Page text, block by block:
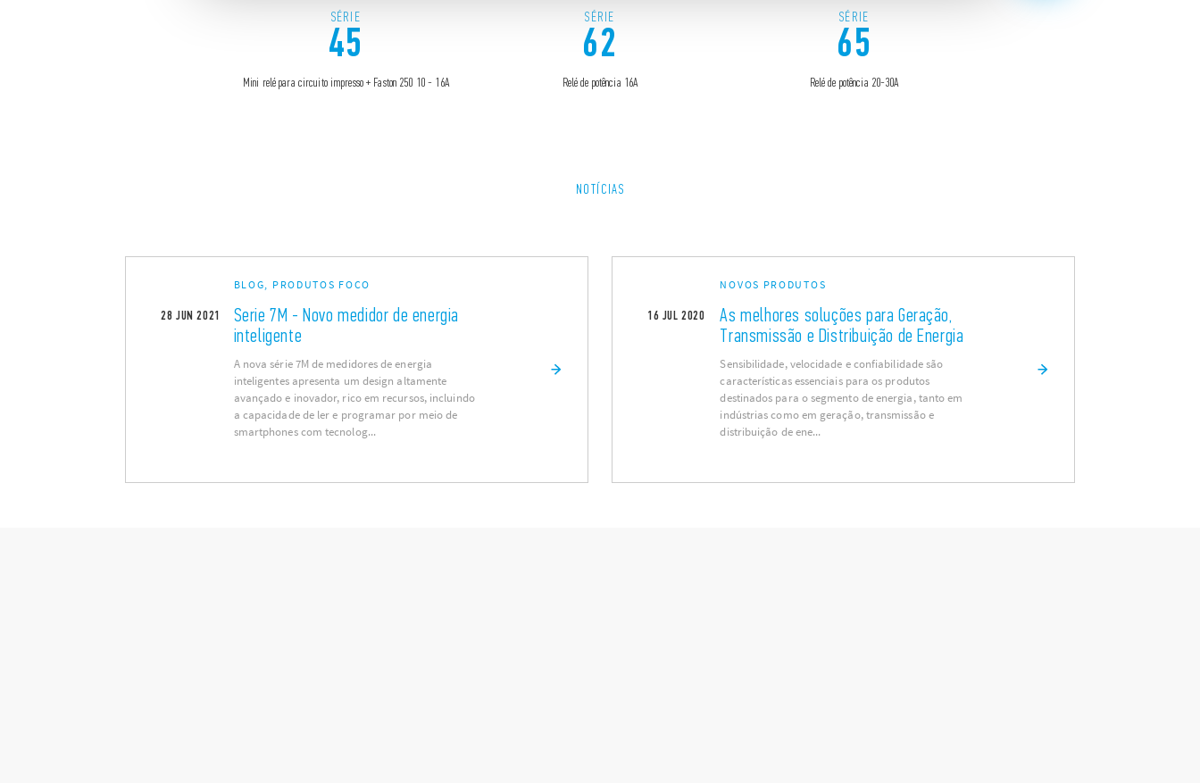
SÉRIE
45
Mini relé para circuito impresso + Faston 250 10 - 16A
SÉRIE
62
Relé de potência 16A
SÉRIE
65
Relé de potência 20-30A
NOTÍCIAS
28 JUN 2021
BLOG, PRODUTOS FOCO
Serie 7M - Novo medidor de energia
inteligente
A nova série 7M de medidores de energia
inteligentes apresenta um design altamente
avançado e inovador, rico em recursos, incluindo
a capacidade de ler e programar por meio de
smartphones com tecnolog...
16 JUL 2020
NOVOS PRODUTOS
As melhores soluções para Geração,
Transmissão e Distribuição de Energia
Sensibilidade, velocidade e confiabilidade são
características essenciais para os produtos
destinados para o segmento de energia, tanto em
indústrias como em geração, transmissão e
distribuição de ene...